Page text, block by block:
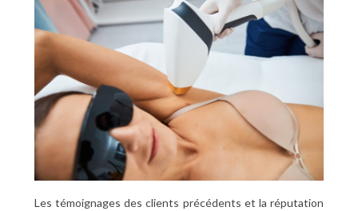
Les témoignages des clients précédents et la réputation